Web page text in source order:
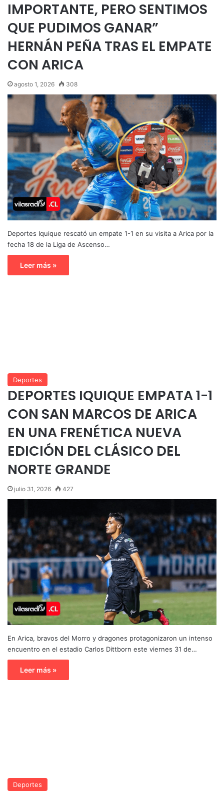
IMPORTANTE, PERO SENTIMOS
QUE PUDIMOS GANAR”
HERNÁN PEÑA TRAS EL EMPATE
CON ARICA
agosto 1, 2026 308
Deportes Iquique rescató un empate 1-1 en su visita a Arica por la
fecha 18 de la Liga de Ascenso…
Leer más »
Deportes
DEPORTES IQUIQUE EMPATA 1-1
CON SAN MARCOS DE ARICA
EN UNA FRENÉTICA NUEVA
EDICIÓN DEL CLÁSICO DEL
NORTE GRANDE
julio 31, 2026 427
En Arica, bravos del Morro y dragones protagonizaron un intenso
encuentro en el estadio Carlos Dittborn este viernes 31 de…
Leer más »
Deportes